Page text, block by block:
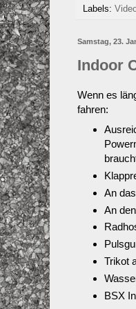
Labels:
Samstag, 23.
Indoor
Wenn es
fahren:
An
An
Trikot
BSX